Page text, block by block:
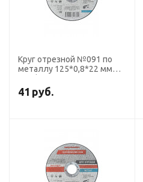
Круг отрезной №091 по
металлу 125*0,8*22 мм
тип 41
41 руб.